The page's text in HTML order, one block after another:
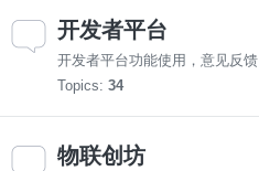
开发者平台
开发者平台功能使用，意见反馈
Topics: 34
物联创坊